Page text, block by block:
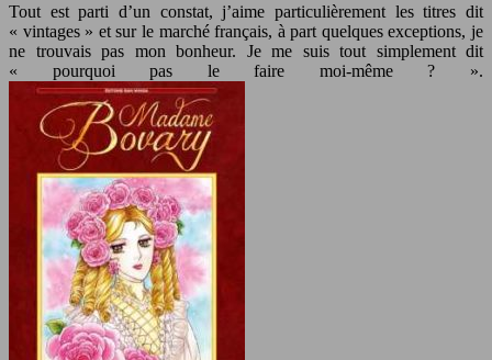
Tout est parti d’un constat, j’aime particulièrement les titres dit
« vintages » et sur le marché français, à part quelques exceptions, je
ne trouvais pas mon bonheur. Je me suis tout simplement dit
« pourquoi pas le faire moi-même ? ».